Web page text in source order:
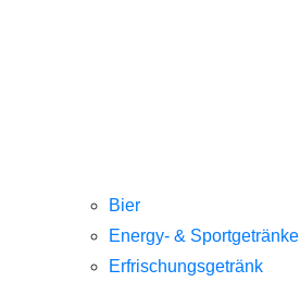
Bier
Energy- & Sportgetränke
Erfrischungsgetränk